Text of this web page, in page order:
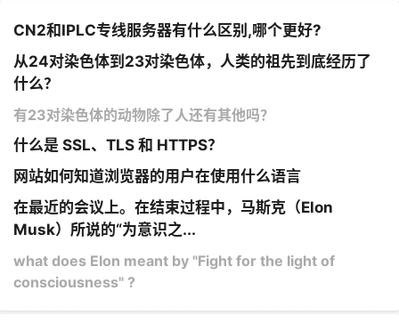
CN2和IPLC专线服务器有什么区别,哪个更好?
从24对染色体到23对染色体，人类的祖先到底经历了
什么？
有23对染色体的动物除了人还有其他吗？
什么是 SSL、TLS 和 HTTPS？
网站如何知道浏览器的用户在使用什么语言
在最近的会议上。在结束过程中，马斯克（Elon
Musk）所说的“为意识之...
what does Elon meant by "Fight for the light of
consciousness" ?